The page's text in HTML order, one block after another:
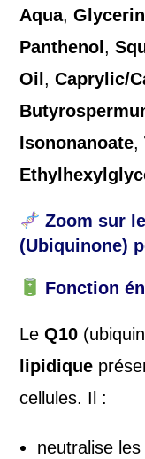
Aqua,Glycerin
Panthenol ,
Oil ,Caprylic/
Isononanoate,
Zoom sur
(Ubiquinone)
Fonction
LeQ10
lipidique
cellules. Il :
neutralise les